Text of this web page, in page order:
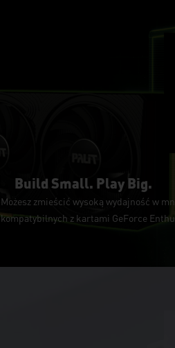
Build Small. Play Big.
Możesz zmieścić wysoką wydajność w
kompatybilnych z kartami GeForce